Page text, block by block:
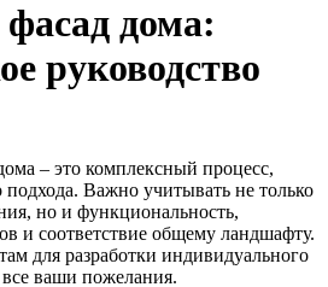
дома:
руководство
– это комплексный процесс,
Важно учитывать не только
но и функциональность,
и соответствие общему ландшафту.
для разработки индивидуального
ваши пожелания.